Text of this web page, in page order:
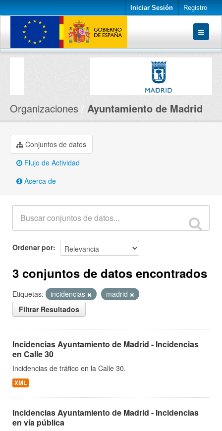
Iniciar Sesión Registro
Conjuntos de datos
Organizaciones Ayuntamiento de Madrid
Conjuntos de datos
Flujo de Actividad
Acerca de
Ordenar por
3 conjuntos de datos encontrados
Etiquetas: incidencias
madrid
Filtrar Resultados
Incidencias Ayuntamiento de Madrid - Incidencias
en Calle 30
Incidencias de tráfico en la Calle 30.
XML
Incidencias Ayuntamiento de Madrid - Incidencias
en vía pública